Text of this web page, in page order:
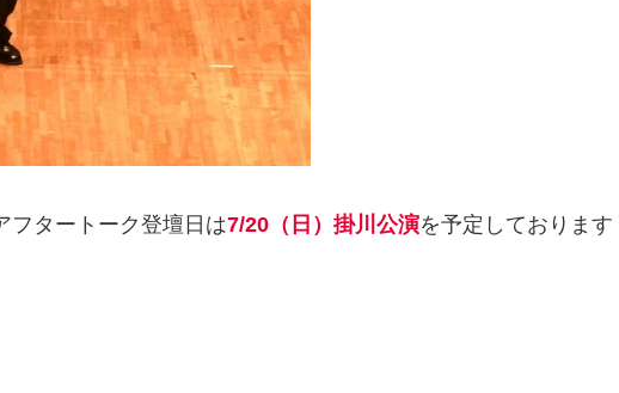
フタートーク登壇日は7/20（日）掛川公演を予定しております